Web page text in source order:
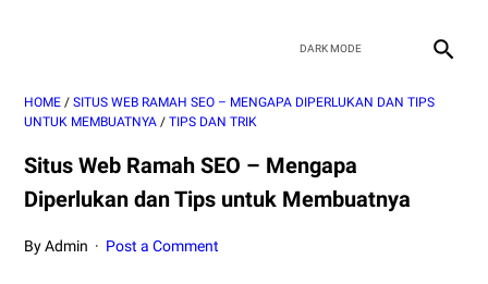
HOME / SITUS WEB RAMAH SEO – MENGAPA DIPERLUKAN DAN TIPS
UNTUK MEMBUATNYA / TIPS DAN TRIK
Situs Web Ramah SEO – Mengapa
Diperlukan dan Tips untuk Membuatnya
By Admin Post a Comment